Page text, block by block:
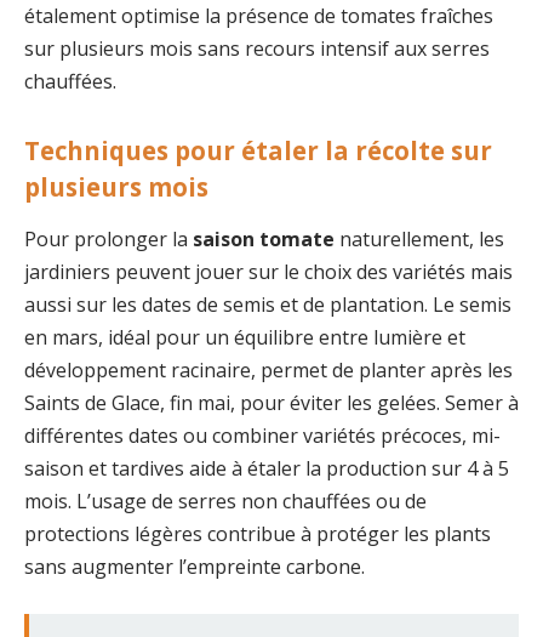
étalement optimise la présence de tomates fraîches
sur plusieurs mois sans recours intensif aux serres
chauffées.
Techniques pour étaler la récolte sur
plusieurs mois
Pour prolonger la saison tomate naturellement, les
jardiniers peuvent jouer sur le choix des variétés mais
aussi sur les dates de semis et de plantation. Le semis
en mars, idéal pour un équilibre entre lumière et
développement racinaire, permet de planter après les
Saints de Glace, fin mai, pour éviter les gelées. Semer à
différentes dates ou combiner variétés précoces, mi-
saison et tardives aide à étaler la production sur 4 à 5
mois. L’usage de serres non chauffées ou de
protections légères contribue à protéger les plants
sans augmenter l’empreinte carbone.